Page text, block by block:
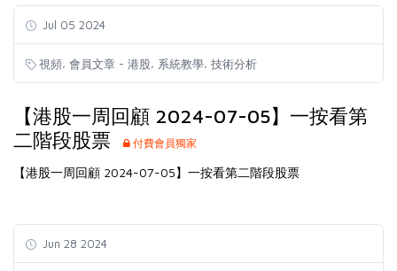
Jul 05 2024
視頻, 會員文章 - 港股, 系統教學, 技術分析
【港股一周回顧 2024-07-05】一按看第
二階段股票
付費會員獨家
【港股一周回顧 2024-07-05】一按看第二階段股票
Jun 28 2024